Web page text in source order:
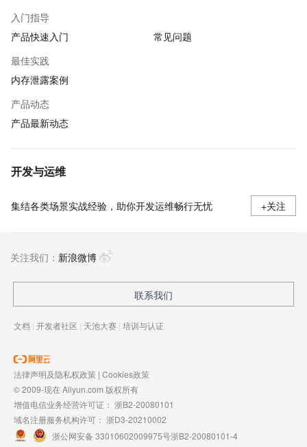
入门指导
产品快速入门
常见问题
最佳实践
内存泄露案例
产品动态
产品最新动态
开发与运维
集结各类场景实战经验，助你开发运维畅行无忧 +关注
关注我们： 新浪微博
联系我们
文档 | 开发者社区 | 天池大赛 | 培训与认证
法律声明及隐私权政策 | Cookies政策
© 2009-现在 Aliyun.com 版权所有
增值电信业务经营许可证： 浙B2-20080101
域名注册服务机构许可： 浙D3-20210002
浙公网安备 33010602009975号浙B2-20080101-4